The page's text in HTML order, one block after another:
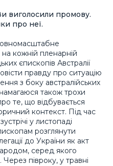
виголосили промову.
про неї.
на кожній пленарній
єпископів Австралії
правду про ситуацію
з боку австралійських
також трохи
те, що відбувається
контекст. Під час
у листопаді
розглянути
до України як акт
серед якого
півроку, у травні